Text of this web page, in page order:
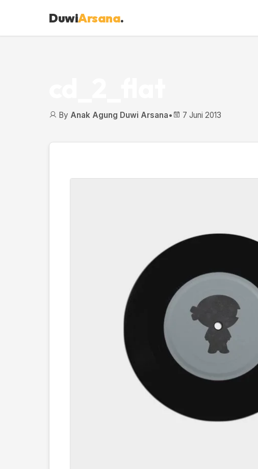
DuwiArsana.
By Anak Agung Duwi Arsana• 7 Juni 2013